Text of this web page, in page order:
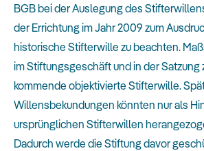
BGB bei der Auslegung des
der Errichtung im Jahr 2009 zum
historische Stifterwille zu beachten.
im Stiftungsgeschäft und in der Satzung
kommende objektivierte Stifterwille.
Willensbekundungen könnten nur als
ursprünglichen Stifterwillen
Dadurch werde die Stiftung davor